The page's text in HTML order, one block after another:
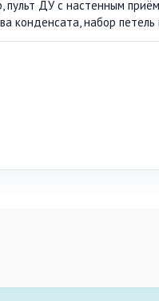
пульт ДУ с настенным
конденсата, набор